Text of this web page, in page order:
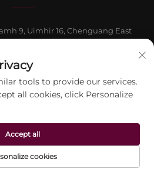
9, Uimhir 16, Chenguang East
Beijing Jontelaser Technology
ceart. Beartas príobháideachta
tools to provide our services.
all cookies, click Personalize
cookies
Accept all